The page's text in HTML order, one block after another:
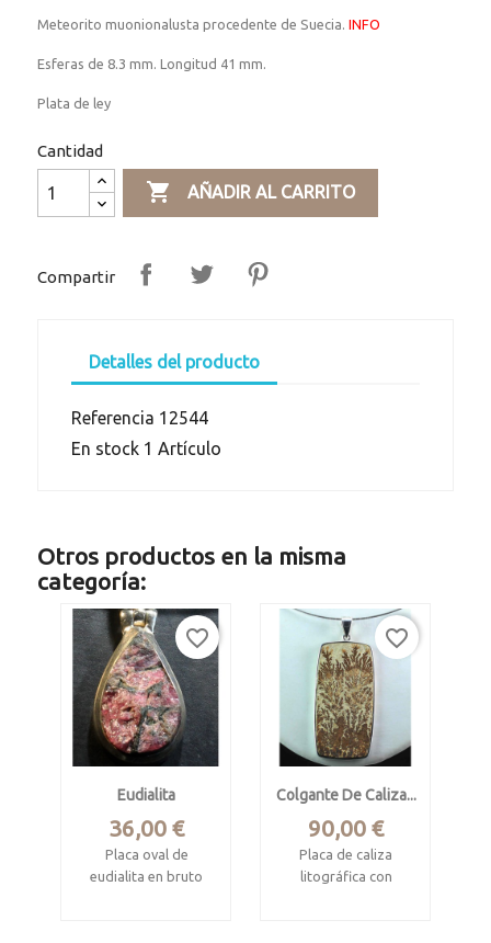
Meteorito muonionalusta procedente de Suecia.INFO
Esferas de 8.3 mm. Longitud 41 mm.
Plata de ley
Cantidad
 AÑADIR AL CARRITO
Compartir
Detalles del producto
Referencia 12544
En stock 1 Artículo
Otros productos en la misma
categoría:
Eudialita
Precio
36,00 €
Placa oval de
eudialita en bruto
favorite_border
Colgante De Caliza...
Precio
90,00 €
Placa de caliza
litográfica con
favorite_border